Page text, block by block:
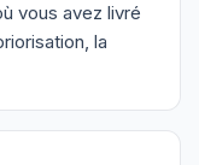
vous avez livré
la